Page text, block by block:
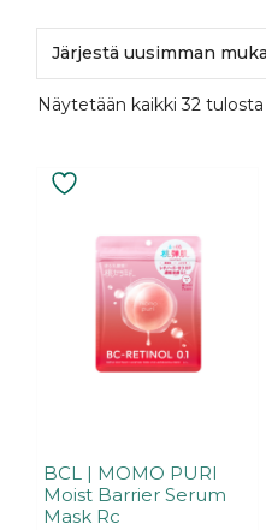
Näytetään kaikki 32 tulosta
BCL | MOMO PURI
Moist Barrier Serum
Mask Rc